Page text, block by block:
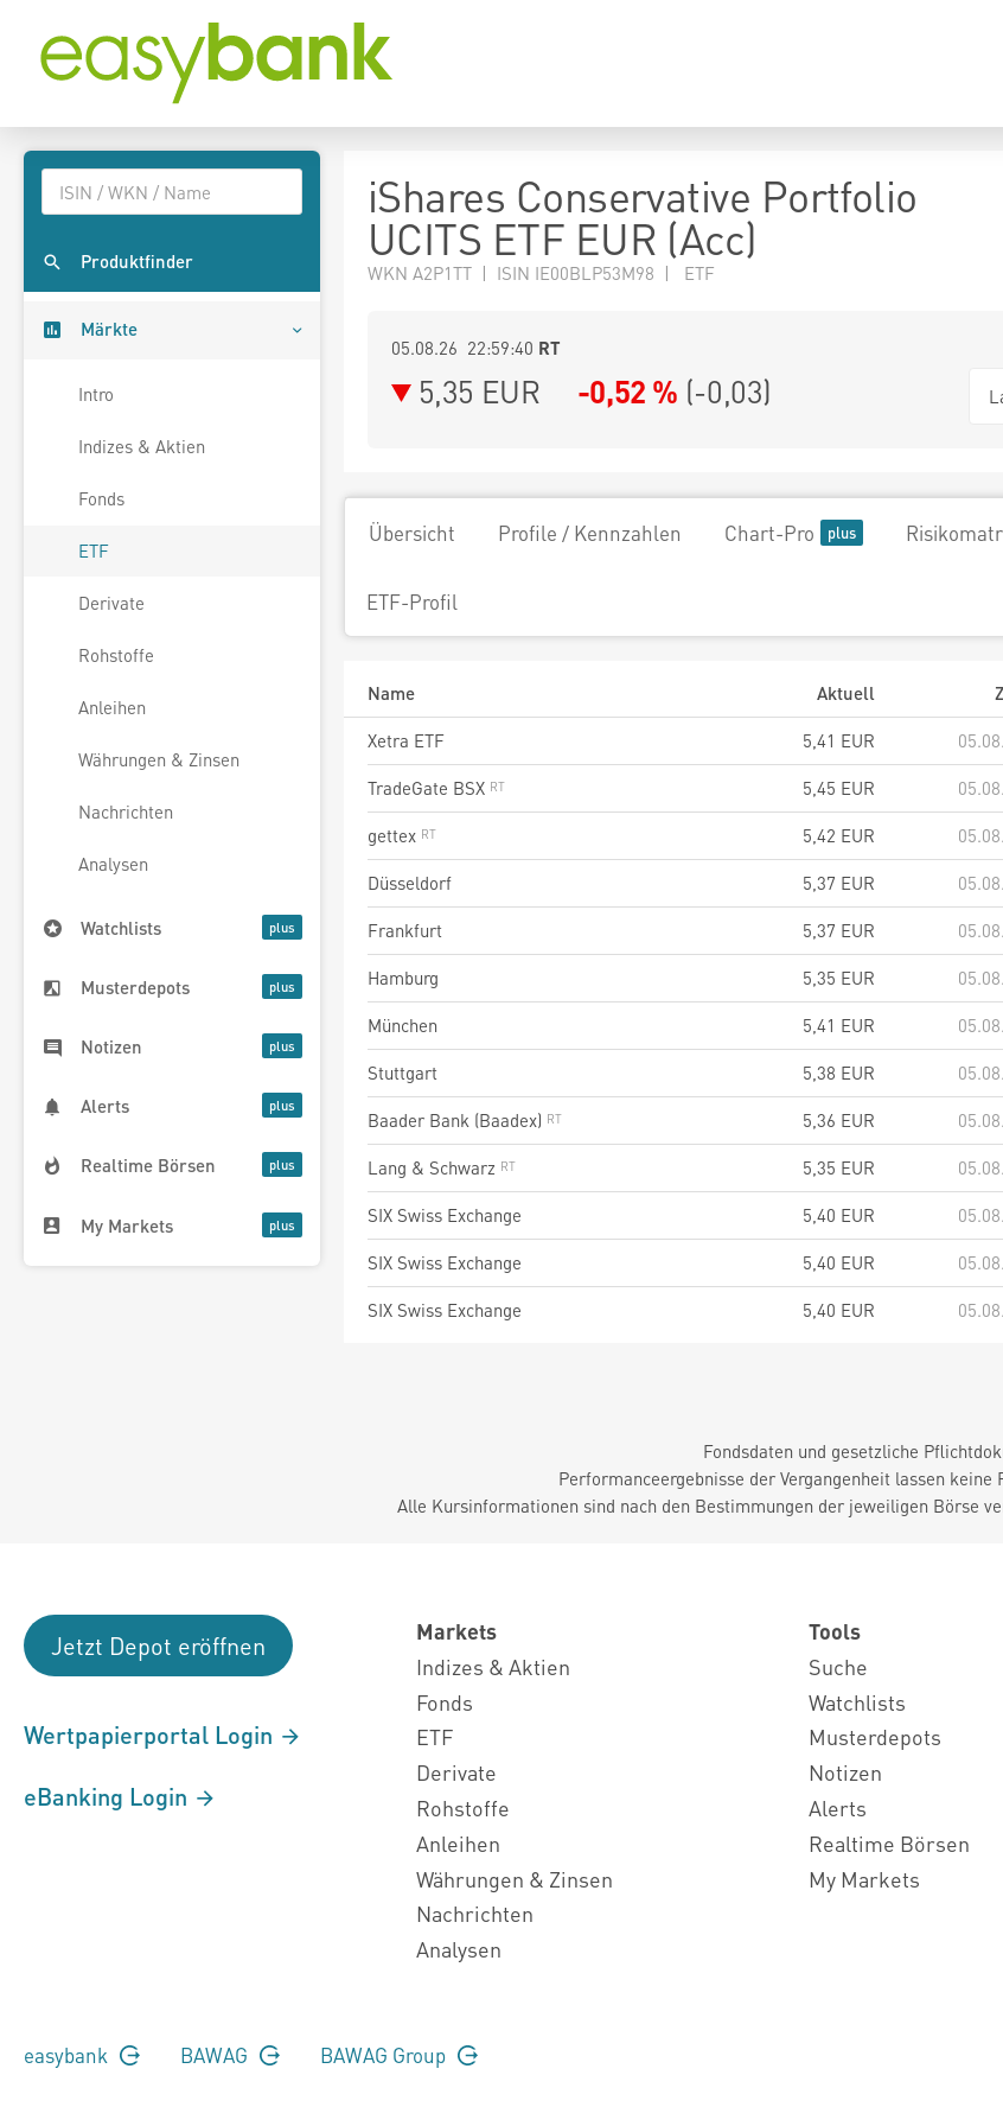
Produktfinder
Märkte
Intro
Indizes & Aktien
Fonds
ETF
Derivate
Rohstoffe
Anleihen
Währungen & Zinsen
Nachrichten
Analysen
Watchlists
Musterdepots
Notizen
Alerts
Realtime Börsen
My Markets
iShares Conservative Portfolio
UCITS ETF EUR (Acc)
WKN A2P1TT | ISIN IE00BLP53M98 | ETF
05.08.26 22:59:40 RT
5,35 EUR -0,52 % (-0,03)
Übersicht Profile / Kennzahlen Chart-Pro
ETF-Profil
Name Aktuell
Xetra ETF
5,41 EUR
TradeGate BSX
5,45 EUR
gettex
5,42 EUR
Düsseldorf
5,37 EUR
Frankfurt
5,37 EUR
Hamburg
5,35 EUR
München
5,41 EUR
Stuttgart
5,38 EUR
Baader Bank (Baadex)
5,36 EUR
Lang & Schwarz
5,35 EUR
SIX Swiss Exchange
5,40 EUR
SIX Swiss Exchange
5,40 EUR
SIX Swiss Exchange
5,40 EUR
Fondsdaten und gesetzliche
Performanceergebnisse der Vergangenheit lassen
Alle Kursinformationen sind nach den Bestimmungen der jeweiligen Börse
Jetzt Depot eröffnen
Wertpapierportal Login
eBanking Login
Markets
Indizes & Aktien
Fonds
ETF
Derivate
Rohstoffe
Anleihen
Währungen & Zinsen
Nachrichten
Analysen
Tools
Suche
Watchlists
Musterdepots
Notizen
Alerts
Realtime Börsen
My Markets
easybank BAWAG BAWAG Group